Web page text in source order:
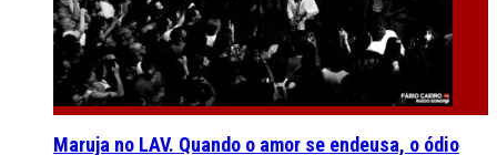
Maruja no LAV. Quando o amor se endeusa, o ódio